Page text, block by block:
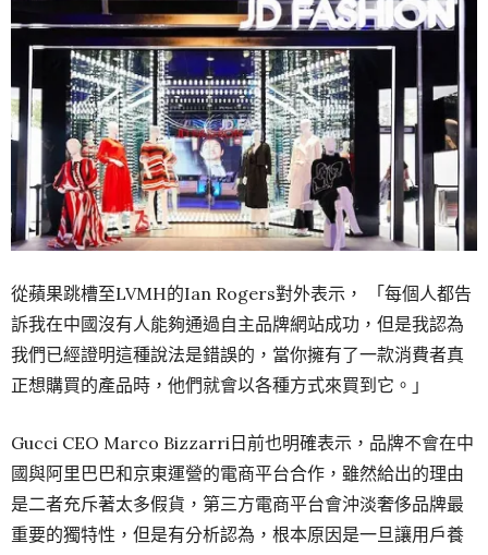
從蘋果跳槽至LVMH的Ian Rogers對外表示， 「每個人都告
訴我在中國沒有人能夠通過自主品牌網站成功，但是我認為
我們已經證明這種說法是錯誤的，當你擁有了一款消費者真
正想購買的產品時，他們就會以各種方式來買到它。」
Gucci CEO Marco Bizzarri日前也明確表示，品牌不會在中
國與阿里巴巴和京東運營的電商平台合作，雖然給出的理由
是二者充斥著太多假貨，第三方電商平台會沖淡奢侈品牌最
重要的獨特性，但是有分析認為，根本原因是一旦讓用戶養